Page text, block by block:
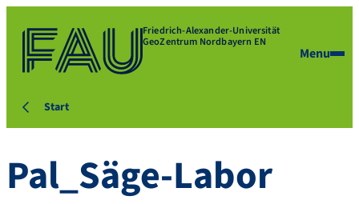
Friedrich-Alexander-Universität
GeoZentrum Nordbayern EN
Menu
Start
Pal_Säge-Labor